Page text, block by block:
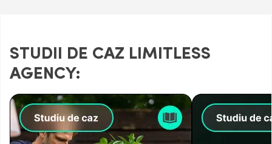
STUDII DE CAZ LIMITLESS
AGENCY: